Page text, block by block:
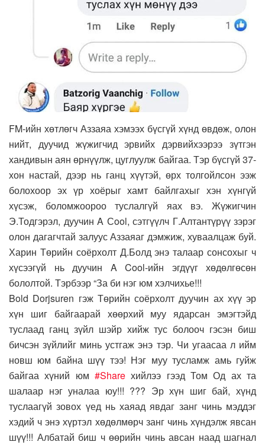
FM-ийн хөтлөгч Аззаяа хэмээх бүсгүй хүнд өвдөж, олон
нийт, дуучид жүжигчид эрвийх дэрвийхээрээ зүтгэн
хандивын аян өрнүүлж, цуглуулж байгаа. Тэр бүсгүй 37-
хон настай, дээр нь ганц хүүтэй, өрх толгойлсон ээж
болохоор эх үр хоёрыг хамт байлгахыг хэн хүнгүй
хүсэж, боломжоороо туслалгүй яах вэ. Жүжигчин
Э.Тодгэрэл, дуучин A Сool, сэтгүүлч Г.Алтантүрүү зэрэг
олон дагагчтай залуус Аззаяаг дэмжиж, хуваалцаж буй.
Харин Төрийн соёрхолт Д.Болд энэ талаар сонсохыг ч
хүсээгүй нь дуучин A Cool-ийн эгдүүг хөдөлгөсөн
бололтой. Тэрбээр “За би нэг юм хэлчихье!!!
Bold Dorjsuren гэж Төрийн соёрхолт дуучин ах хүү эр
хүн шиг байгаарай хөөрхий муу ядарсан эмэгтэйд
туслаад ганц зүйл шэйр хийж тус болооч гэсэн биш
бичсэн зүйлийг минь устгаж энэ тэр. Чи угаасаа л ийм
новш юм байна шүү тээ! Нэг муу тусламж амь гуйж
байгаа хүний юм #Share хийлээ гээд Том Од ах та
шалаар нэг уналаа юу!!! ??? Эр хүн шиг бай, хүнд
туслаагүй зовох үед нь хаяад явдаг занг чинь мэддэг
хэдий ч энэ хүртэл хөдөлмөрч занг чинь хүндэлж явсан
шүү!!! Албатай биш ч өөрийн чинь авсан наад шагнал